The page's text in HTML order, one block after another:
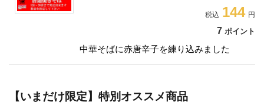
144
7 ポイント
中華そばに赤唐辛子を練り込みました
【いまだけ限定】特別オススメ商品